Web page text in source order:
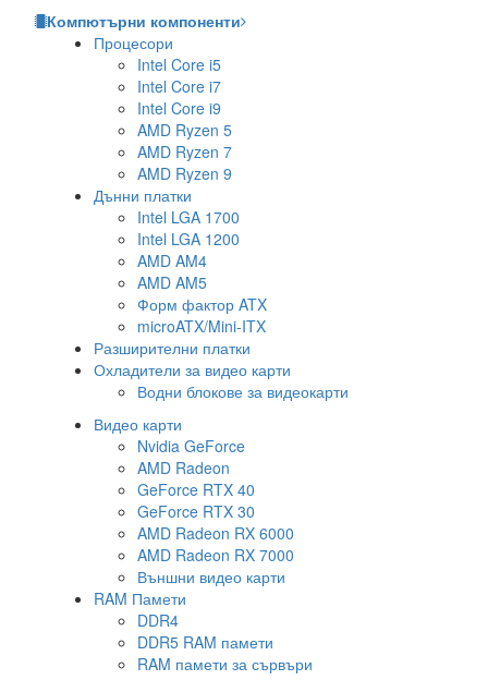
Компютърни компоненти
Процесори
Intel Core i5
Intel Core i7
Intel Core i9
AMD Ryzen 5
AMD Ryzen 7
AMD Ryzen 9
Дънни платки
Intel LGA 1700
Intel LGA 1200
AMD AM4
AMD AM5
Форм фактор ATX
microATX/Mini-ITX
Разширителни платки
Охладители за видео карти
Водни блокове за видеокарти
Видео карти
Nvidia GeForce
AMD Radeon
GeForce RTX 40
GeForce RTX 30
AMD Radeon RX 6000
AMD Radeon RX 7000
Външни видео карти
RAM Памети
DDR4
DDR5 RAM памети
RAM памети за сървъри